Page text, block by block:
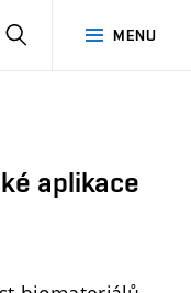
MENU
aplikace